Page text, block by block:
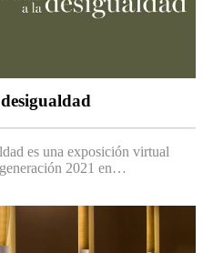
es una exposición virtual
2021 en…